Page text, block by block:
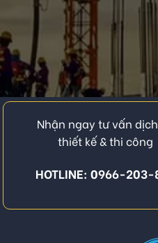
Nhận ngay tư vấn
thiết kế & thi công
HOTLINE: 0966-203-